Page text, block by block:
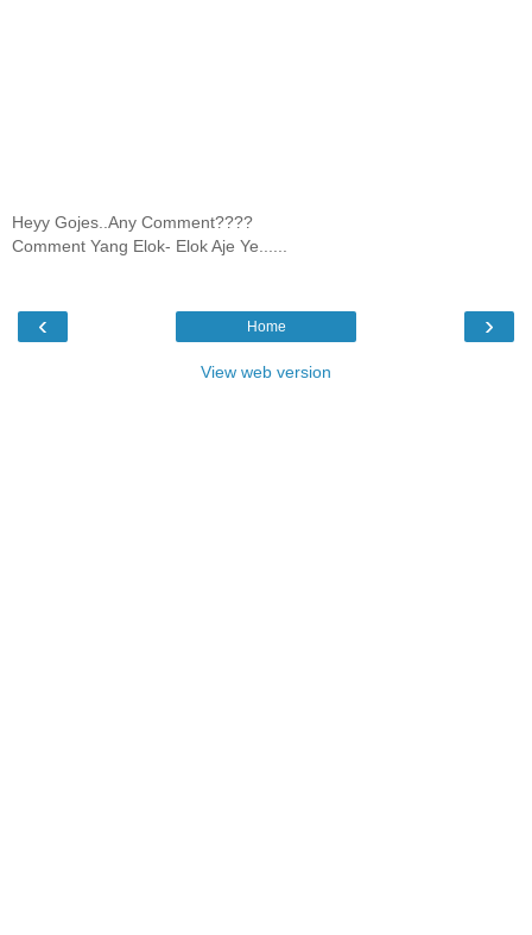
Heyy Gojes..Any Comment????
Comment Yang Elok- Elok Aje Ye......
‹ ›
Home
View web version